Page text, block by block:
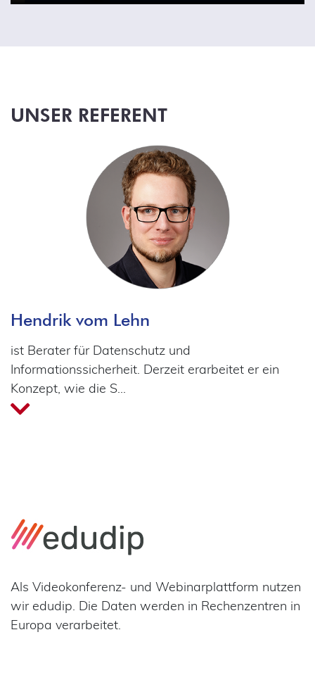
UNSER REFERENT
Hendrik vom Lehn
ist Berater für Datenschutz und
Informationssicherheit. Derzeit erarbeitet er ein
Konzept, wie die S…
Als Videokonferenz- und Webinarplattform nutzen
wir edudip. Die Daten werden in Rechenzentren in
Europa verarbeitet.